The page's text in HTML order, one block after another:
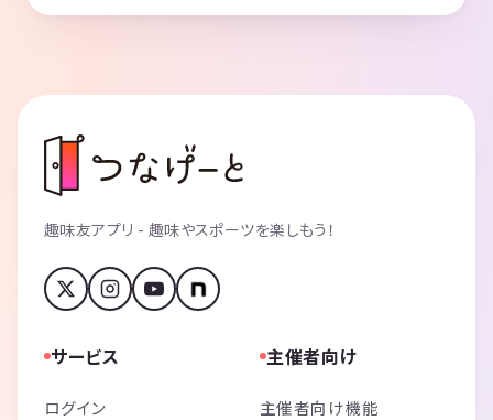
趣味友アプリ - 趣味やスポーツを楽しもう！
サービス
ログイン
主催者向け
主催者向け機能